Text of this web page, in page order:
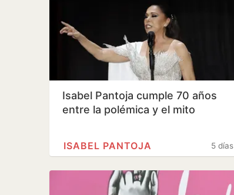
Isabel Pantoja cumple 70 años
entre la polémica y el mito
5 días
ISABEL PANTOJA